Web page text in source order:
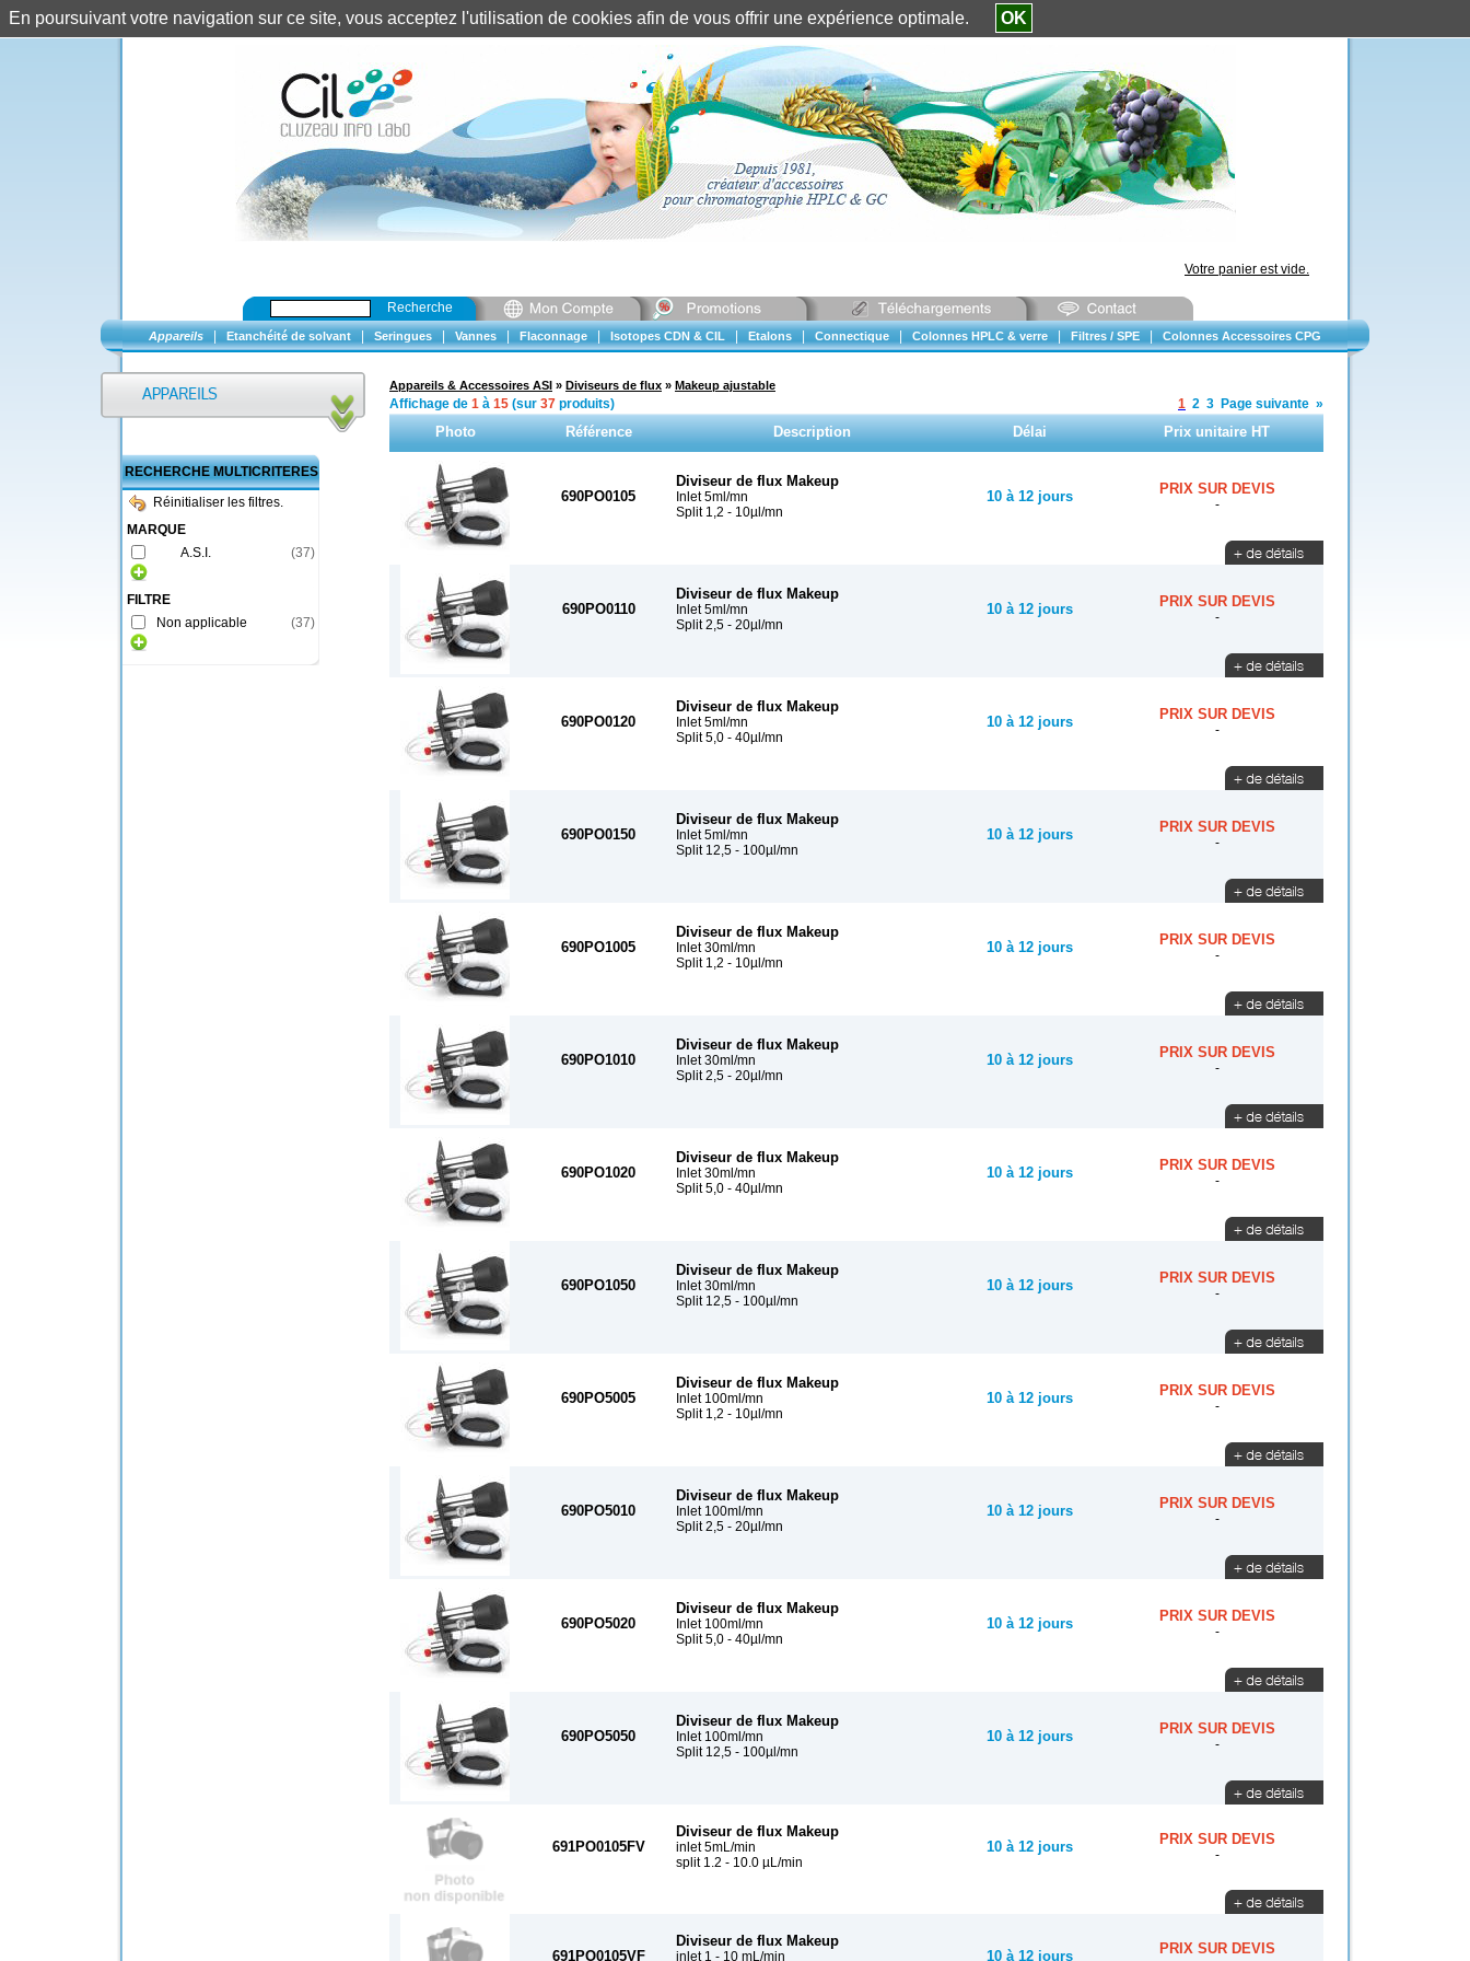
Identification client ||Mon compte
Votre panier est vide.
Recherche
Appareils Etanchéité de solvant Seringues Vannes Flaconnage Isotopes CDN & CIL Etalons Connectique Colonnes HPLC & verre Filtres / SPE Colonnes Accessoires CPG
RECHERCHE MULTICRITERES
Réinitialiser les filtres.
MARQUE
A.S.I.
(37)
FILTRE
Non applicable
(37)
Appareils & Accessoires ASI » Diviseurs de flux » Makeup ajustable
Affichage de 1 à 15 (sur 37 produits) 1 2 3 Page suivante »
Photo Référence Description Délai Prix unitaire HT
690PO0105
Diviseur de flux Makeup
Inlet 5ml/mn
Split 1,2 - 10µl/mn
10 à 12 jours PRIX SUR DEVIS
-
690PO0110
Diviseur de flux Makeup
Inlet 5ml/mn
Split 2,5 - 20µl/mn
10 à 12 jours PRIX SUR DEVIS
-
690PO0120
Diviseur de flux Makeup
Inlet 5ml/mn
Split 5,0 - 40µl/mn
10 à 12 jours PRIX SUR DEVIS
-
690PO0150
Diviseur de flux Makeup
Inlet 5ml/mn
Split 12,5 - 100µl/mn
10 à 12 jours PRIX SUR DEVIS
-
690PO1005
Diviseur de flux Makeup
Inlet 30ml/mn
Split 1,2 - 10µl/mn
10 à 12 jours PRIX SUR DEVIS
-
690PO1010
Diviseur de flux Makeup
Inlet 30ml/mn
Split 2,5 - 20µl/mn
10 à 12 jours PRIX SUR DEVIS
-
690PO1020
Diviseur de flux Makeup
Inlet 30ml/mn
Split 5,0 - 40µl/mn
10 à 12 jours PRIX SUR DEVIS
-
690PO1050
Diviseur de flux Makeup
Inlet 30ml/mn
Split 12,5 - 100µl/mn
10 à 12 jours PRIX SUR DEVIS
-
690PO5005
Diviseur de flux Makeup
Inlet 100ml/mn
Split 1,2 - 10µl/mn
10 à 12 jours PRIX SUR DEVIS
-
690PO5010
Diviseur de flux Makeup
Inlet 100ml/mn
Split 2,5 - 20µl/mn
10 à 12 jours PRIX SUR DEVIS
-
690PO5020
Diviseur de flux Makeup
Inlet 100ml/mn
Split 5,0 - 40µl/mn
10 à 12 jours PRIX SUR DEVIS
-
690PO5050
Diviseur de flux Makeup
Inlet 100ml/mn
Split 12,5 - 100µl/mn
10 à 12 jours PRIX SUR DEVIS
-
691PO0105FV
Diviseur de flux Makeup
inlet 5mL/min
split 1.2 - 10.0 µL/min
10 à 12 jours PRIX SUR DEVIS
-
691PO0105VF
Diviseur de flux Makeup
inlet 1 - 10 mL/min 10 à 12 jours PRIX SUR DEVIS
En poursuivant votre navigation sur ce site, vous acceptez l'utilisation de cookies afin de vous offrir une expérience optimale. OK